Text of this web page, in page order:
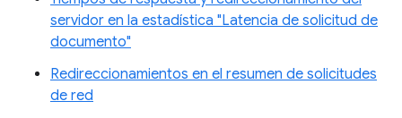
servidor en la estadística "Latencia de solicitud de
documento"
Redireccionamientos en el resumen de solicitudes
de red